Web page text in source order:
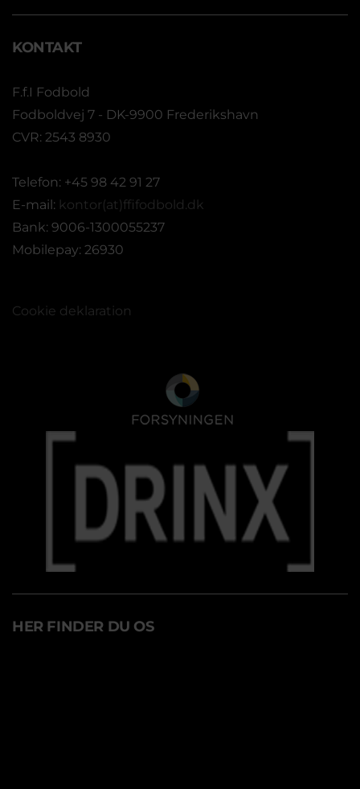
KONTAKT
F.f.I Fodbold
Fodboldvej 7 - DK-9900 Frederikshavn
CVR: 2543 8930
Telefon: +45 98 42 91 27
E-mail: kontor(at)ffifodbold.dk
Bank: 9006-1300055237
Mobilepay: 26930
Cookie deklaration
HER FINDER DU OS